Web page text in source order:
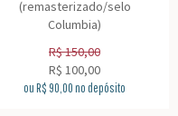
(remasterizado/selo
Columbia)
R$150,00
R$ 100,00
ou R$ 90,00no depósito